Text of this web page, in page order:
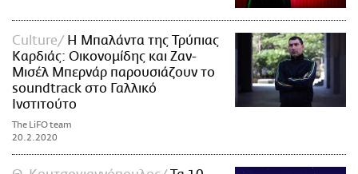
Culture
Η Μπαλάντα της Τρύπιας
Καρδιάς: Οικονομίδης και Ζαν-
Μισέλ Μπερνάρ παρουσιάζουν το
soundtrack στο Γαλλικό
Ινστιτούτο
The LiFO team
20.2.2020